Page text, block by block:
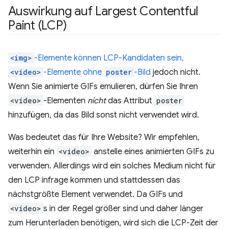
Auswirkung auf Largest Contentful
Paint (LCP)
<img> -Elemente können LCP-Kandidaten sein,
<video> -Elemente ohne poster -Bild jedoch nicht.
Wenn Sie animierte GIFs emulieren, dürfen Sie Ihren
<video> -Elementen nichtdas Attribut poster
hinzufügen, da das Bild sonst nicht verwendet wird.
Was bedeutet das für Ihre Website? Wir empfehlen,
weiterhin ein <video> anstelle eines animierten GIFs zu
verwenden. Allerdings wird ein solches Medium nicht für
den LCP infrage kommen und stattdessen das
nächstgrößte Element verwendet. Da GIFs und
<video> s in der Regel größer sind und daher länger
zum Herunterladen benötigen, wird sich die LCP-Zeit der